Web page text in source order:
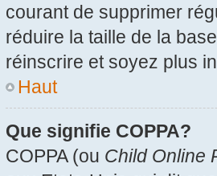
courant de supprimer
réduire la taille de la
réinscrire et soyez plus
Haut
Que signifie COPPA?
COPPA (ou Child Online